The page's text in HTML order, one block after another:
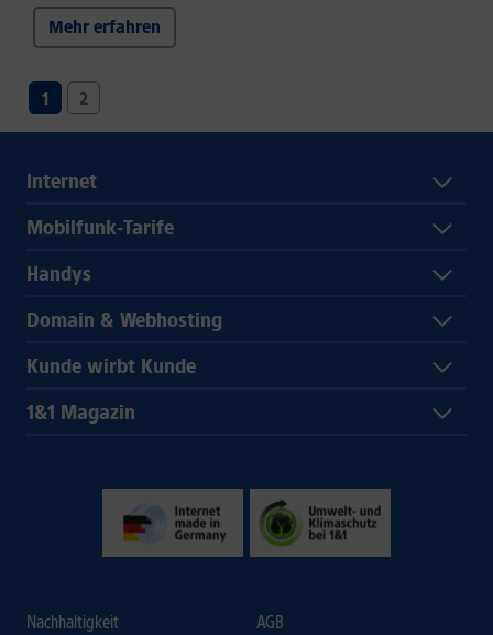
Mehr erfahren
1 2
Internet
Mobilfunk-Tarife
Handys
Domain & Webhosting
Kunde wirbt Kunde
1&1 Magazin
Nachhaltigkeit
AGB